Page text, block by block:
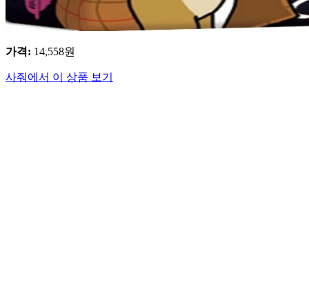
가격: 14,558원
사줘에서 이 상품 보기